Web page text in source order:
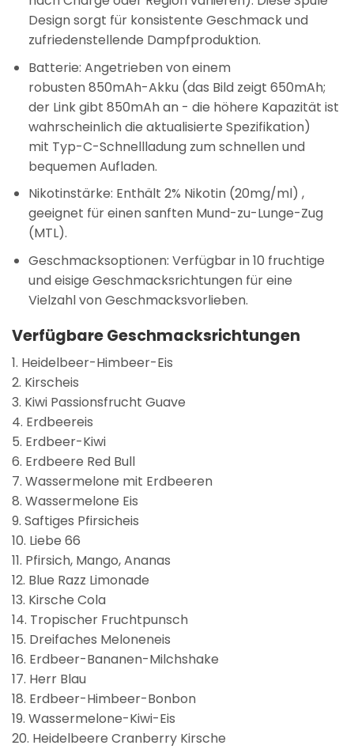
Design sorgt für konsistente Geschmack und
zufriedenstellende Dampfproduktion.
Batterie: Angetrieben von einem
robusten850mAh-Akku(das Bild zeigt 650mAh;
der Link gibt 850mAh an - die höhere Kapazität ist
wahrscheinlich die aktualisierte Spezifikation)
mit Typ-C-Schnellladungzum schnellen und
bequemen Aufladen.
Nikotinstärke: Enthält 2% Nikotin (20mg/ml) ,
geeignet für einen sanften Mund-zu-Lunge-Zug
(MTL).
Geschmacksoptionen: Verfügbar in10 fruchtige
und eisige Geschmacksrichtungenfür eine
Vielzahl von Geschmacksvorlieben.
Verfügbare Geschmacksrichtungen
1. Heidelbeer-Himbeer-Eis
2. Kirscheis
3. Kiwi Passionsfrucht Guave
4. Erdbeereis
5. Erdbeer-Kiwi
6. Erdbeere Red Bull
7. Wassermelone mit Erdbeeren
8. Wassermelone Eis
9. Saftiges Pfirsicheis
10. Liebe 66
11. Pfirsich, Mango, Ananas
12. Blue Razz Limonade
13. Kirsche Cola
14. Tropischer Fruchtpunsch
15. Dreifaches Meloneneis
16. Erdbeer-Bananen-Milchshake
17. Herr Blau
18. Erdbeer-Himbeer-Bonbon
19. Wassermelone-Kiwi-Eis
20. Heidelbeere Cranberry Kirsche